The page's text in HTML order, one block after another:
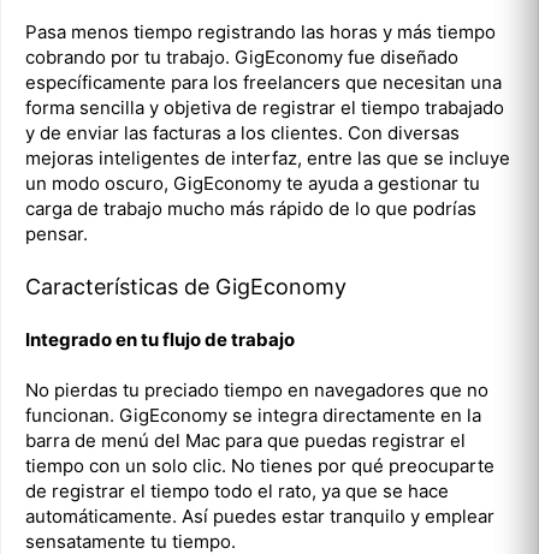
Pasa menos tiempo registrando las horas y más tiempo
cobrando por tu trabajo. GigEconomy fue diseñado
específicamente para los freelancers que necesitan una
forma sencilla y objetiva de registrar el tiempo trabajado
y de enviar las facturas a los clientes. Con diversas
mejoras inteligentes de interfaz, entre las que se incluye
un modo oscuro, GigEconomy te ayuda a gestionar tu
carga de trabajo mucho más rápido de lo que podrías
pensar.
Características de GigEconomy
Integrado en tu flujo de trabajo
No pierdas tu preciado tiempo en navegadores que no
funcionan. GigEconomy se integra directamente en la
barra de menú del Mac para que puedas registrar el
tiempo con un solo clic. No tienes por qué preocuparte
de registrar el tiempo todo el rato, ya que se hace
automáticamente. Así puedes estar tranquilo y emplear
sensatamente tu tiempo.